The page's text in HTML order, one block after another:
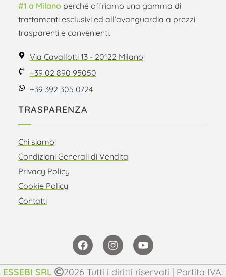
#1 a Milano perché offriamo una gamma di
trattamenti esclusivi ed all’avanguardia a prezzi
trasparenti e convenienti.
Via Cavallotti 13 - 20122 Milano
+39 02 890 95050
+39 392 305 0724
TRASPARENZA
Chi siamo
Condizioni Generali di Vendita
Privacy Policy
Cookie Policy
Contatti
ESSEBI SRL 2026 Tutti i diritti riservati | Partita IVA: